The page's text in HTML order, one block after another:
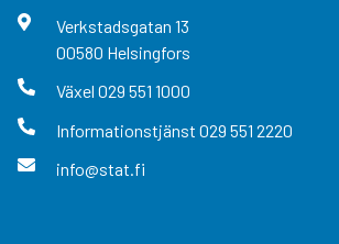
Verkstadsgatan 13
00580 Helsingfors
Växel 029 551 1000
Informationstjänst 029 551 2220
info@stat.fi